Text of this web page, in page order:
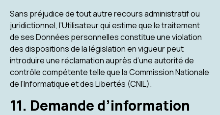
Sans préjudice de tout autre recours administratif ou
juridictionnel, l’Utilisateur qui estime que le traitement
de ses Données personnelles constitue une violation
des dispositions de la législation en vigueur peut
introduire une réclamation auprès d’une autorité de
contrôle compétente telle que la Commission Nationale
de l’Informatique et des Libertés (CNIL).
11. Demande d’information